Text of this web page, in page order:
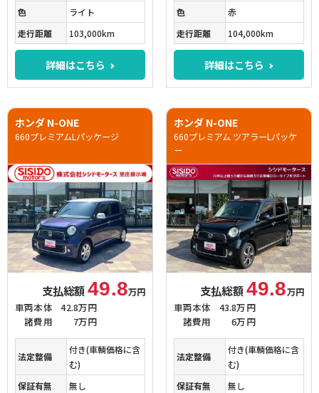
色
ライト
走行距離
103,000km
詳細はこちら
色
赤
走行距離
104,000km
詳細はこちら
ホンダ N-ONE
660プレミアムLパッケージ
支払総額49.8万円
車両本体
42.8万円
諸費用
7万円
法定整備
付き(車輌価格に含
む)
保証有無
無し
ホンダ N-ONE
660プレミアム ツアラーLパッケ
ー
支払総額49.8万円
車両本体
43.8万円
諸費用
6万円
法定整備
付き(車輌価格に含
む)
保証有無
無し